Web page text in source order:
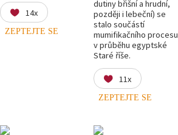
14x
ZEPTEJTE SE
dutiny břišní a hrudní,
později i lebeční) se
stalo součástí
mumifikačního procesu
v průběhu egyptské
Staré říše.
11x
ZEPTEJTE SE